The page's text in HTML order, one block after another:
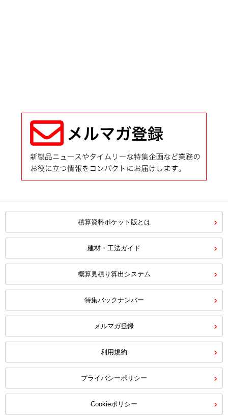
積算資料ポケット版とは
建材・工法ガイド
概算見積り算出システム
特集バックナンバー
メルマガ登録
利用規約
プライバシーポリシー
Cookieポリシー